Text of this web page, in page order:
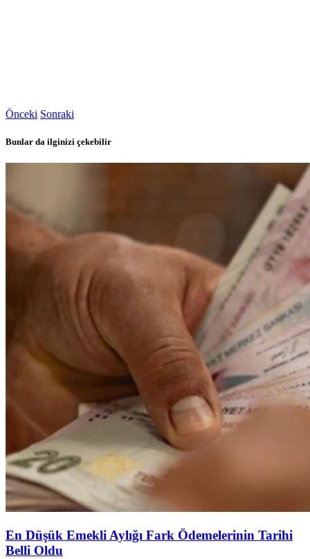
Önceki Sonraki
Bunlar da ilginizi çekebilir
En Düşük Emekli Aylığı Fark Ödemelerinin Tarihi
Belli Oldu